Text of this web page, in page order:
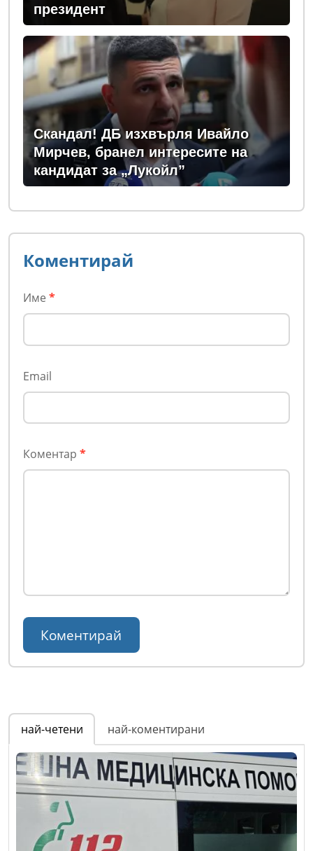
президент
Скандал! ДБ изхвърля Ивайло
Мирчев, бранел интересите на
кандидат за „Лукойл”
Коментирай
Име *
Email
Коментар *
най-четени най-коментирани